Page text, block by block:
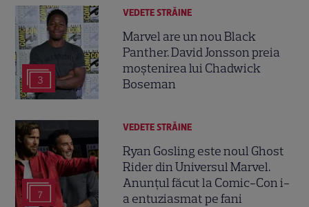
3
VEDETE STRĂINE
Marvel are un nou Black
Panther. David Jonsson preia
moștenirea lui Chadwick
Boseman
7
VEDETE STRĂINE
Ryan Gosling este noul Ghost
Rider din Universul Marvel.
Anunțul făcut la Comic-Con i-
a entuziasmat pe fani